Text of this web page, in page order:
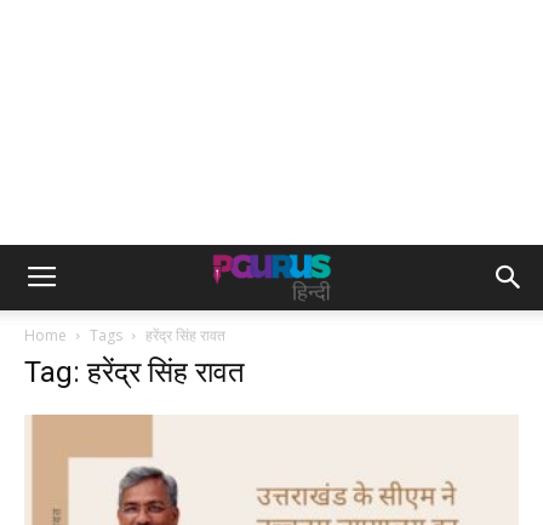
Home Tags हरेंद्र सिंह रावत
Tag: हरेंद्र सिंह रावत